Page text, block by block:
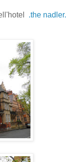
.the nadler.